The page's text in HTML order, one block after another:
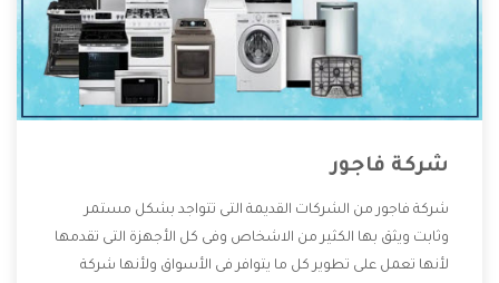
شركة فاجور
شركة فاجور من الشركات القديمة التى تتواجد بشكل مستمر
وثابت ويثق بها الكثير من الاشخاص وفى كل الأجهزة التى تقدمها
لأنها تعمل على تطوير كل ما يتوافر فى الأسواق ولأنها شركة